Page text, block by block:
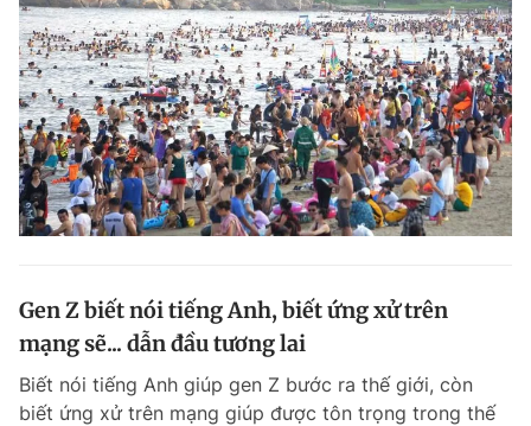
Gen Z biết nói tiếng Anh, biết ứng xử trên
mạng sẽ... dẫn đầu tương lai
Biết nói tiếng Anh giúp gen Z bước ra thế giới, còn
biết ứng xử trên mạng giúp được tôn trọng trong thế